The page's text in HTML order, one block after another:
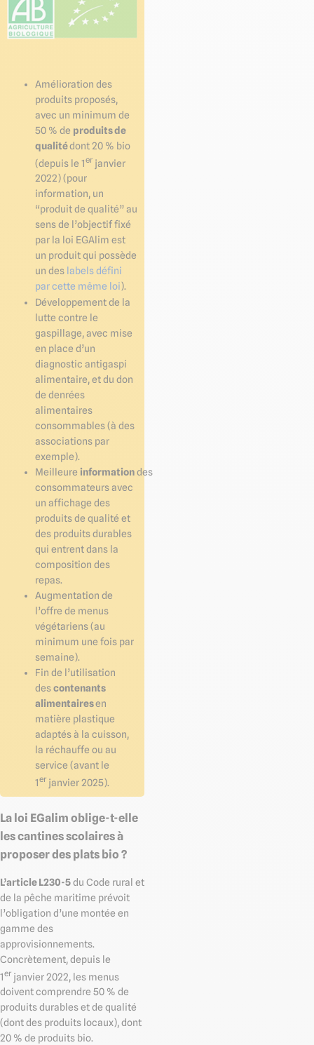
Amélioration des
produits proposés,
avec un minimum de
50 % de produits de
qualitédont 20 % bio
(depuis le 1er janvier
2022) (pour
information, un
“produit de qualité” au
sens de l’objectif fixé
par la loi EGAlim est
un produit qui possède
un des labels défini
par cette même loi).
Développement de la
lutte contre le
gaspillage, avec mise
en place d’un
diagnostic antigaspi
alimentaire, et du don
de denrées
alimentaires
consommables (à des
associations par
exemple).
Meilleure informationdes
consommateurs avec
un affichage des
produits de qualité et
des produits durables
qui entrent dans la
composition des
repas.
Augmentation de
l’offre de menus
végétariens (au
minimum une fois par
semaine).
Fin de l’utilisation
descontenants
alimentairesen
matière plastique
adaptés à la cuisson,
la réchauffe ou au
service (avant le
1er janvier 2025).
La loi EGalim oblige-t-elle
les cantines scolaires à
proposer des plats bio ?
L’article L230-5du Code rural et
de la pêche maritime prévoit
l’obligation d’une montée en
gamme des
approvisionnements.
Concrètement, depuis le
1er janvier 2022, les menus
doivent comprendre 50 % de
produits durables et de qualité
(dont des produits locaux), dont
20 % de produits bio.